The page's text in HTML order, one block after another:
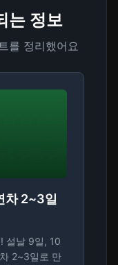
는 정보
를 정리했어요
차 2~3일
설날 9일, 10
2~3일로 만